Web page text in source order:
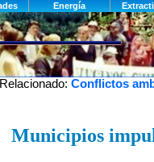
Relacionado: Conflictos
Municipios